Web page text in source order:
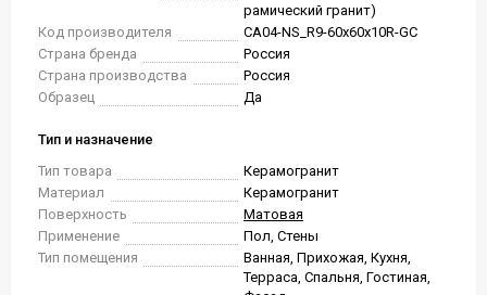
рамический гранит)
Код производителя
CA04-NS_R9-60x60x10R-GC
Страна бренда
Россия
Страна производства
Россия
Образец
Да
Тип и назначение
Тип товара
Керамогранит
Материал
Керамогранит
Поверхность
Матовая
Применение
Пол, Стены
Тип помещения
Ванная, Прихожая, Кухня,
Терраса, Спальня, Гостиная,